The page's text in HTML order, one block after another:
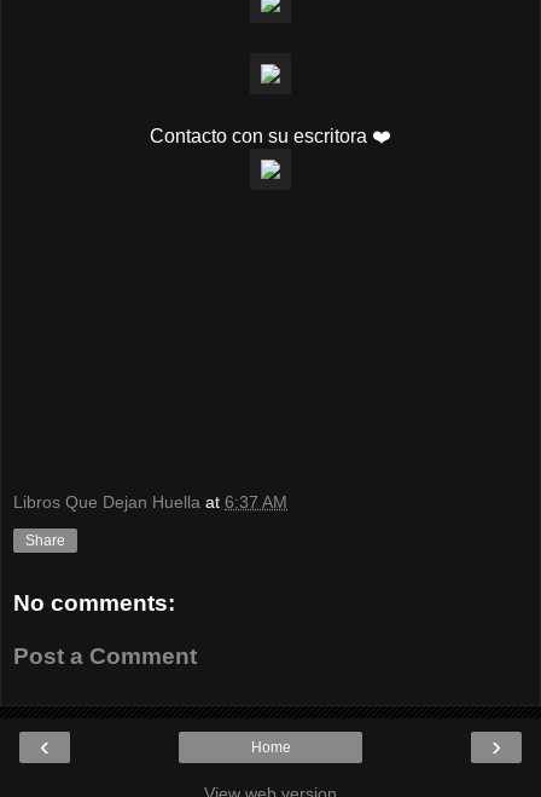
Contacto con su escritora ❤️
Libros Que Dejan Huella at 6:37 AM
Share
No comments:
Post a Comment
‹ ›
Home